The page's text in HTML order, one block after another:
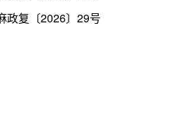
政复〔2026〕29号